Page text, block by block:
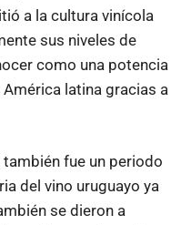
a la cultura vinícola
sus niveles de
como una potencia
latina gracias a
fue un periodo
del vino uruguayo ya
se dieron a